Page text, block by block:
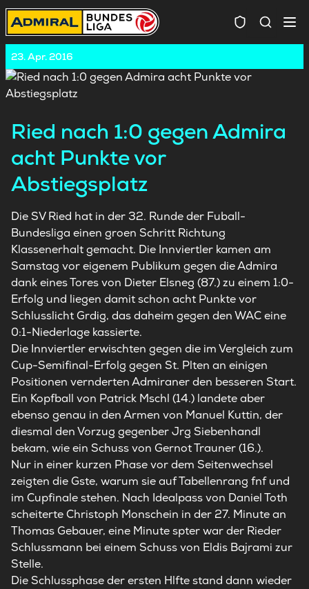
23. Apr. 2016
Ried nach 1:0 gegen Admira
acht Punkte vor
Abstiegsplatz
Die SV Ried hat in der 32. Runde der Fuball-
Bundesliga einen groen Schritt Richtung
Klassenerhalt gemacht. Die Innviertler kamen am
Samstag vor eigenem Publikum gegen die Admira
dank eines Tores von Dieter Elsneg (87.) zu einem 1:0-
Erfolg und liegen damit schon acht Punkte vor
Schlusslicht Grdig, das daheim gegen den WAC eine
0:1-Niederlage kassierte.
Die Innviertler erwischten gegen die im Vergleich zum
Cup-Semifinal-Erfolg gegen St. Plten an einigen
Positionen vernderten Admiraner den besseren Start.
Ein Kopfball von Patrick Mschl (14.) landete aber
ebenso genau in den Armen von Manuel Kuttin, der
diesmal den Vorzug gegenber Jrg Siebenhandl
bekam, wie ein Schuss von Gernot Trauner (16.).
Nur in einer kurzen Phase vor dem Seitenwechsel
zeigten die Gste, warum sie auf Tabellenrang fnf und
im Cupfinale stehen. Nach Idealpass von Daniel Toth
scheiterte Christoph Monschein in der 27. Minute an
Thomas Gebauer, eine Minute spter war der Rieder
Schlussmann bei einem Schuss von Eldis Bajrami zur
Stelle.
Die Schlussphase der ersten Hlfte stand dann wieder